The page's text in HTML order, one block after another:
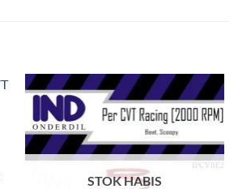
Tambahkan
ke Wishlist
STOK HABIS